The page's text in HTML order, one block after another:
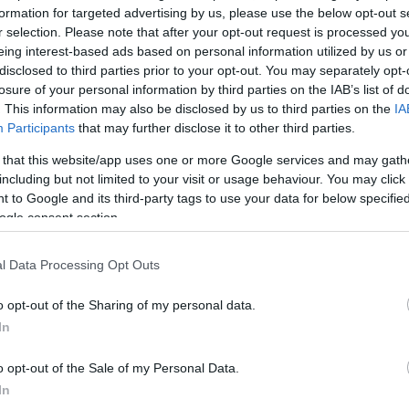
for targeted advertising by us, please use the below opt-out
selection. Please note that after your opt-out request is processed
interest-based ads based on personal information utilized by us
to third parties prior to your opt-out. You may separately
of your personal information by third parties on the IAB’s list of
This information may also be disclosed by us to third parties on the
Participants that may further disclose it to other third parties.
that this website/app uses one or more Google services and may
but not limited to your visit or usage behaviour. You may
to Google and its third-party tags to use your data for below
consent section.
Data Processing Opt Outs
opt-out of the Sharing of my personal data.
opt-out of the Sale of my Personal Data.
AZ ŐSZI SZÜNETBEN AZ NTAK
26. és november 3. közötti időszak. A
kal túlszárnyalva a tavalyi iskolai szünetben mért
is, közel 1,2 millió éjszakát regisztráltak. Ez a
adatai szerint 11%-os bővülést jelent tavalyhoz
vidéken egyaránt hozzájárultak a hazai és a
növekedéssel.
nyertesei
külföldi látogatók körében. Az NTAK adatai alapján